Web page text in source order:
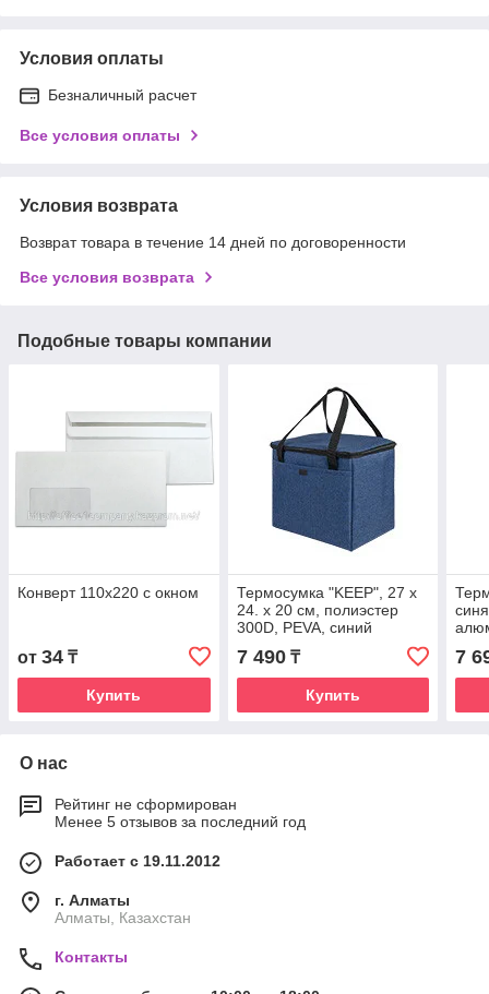
Условия оплаты
Безналичный расчет
Все условия оплаты
Условия возврата
Возврат товара в течение 14 дней по договоренности
Все условия возврата
Подобные товары компании
Конверт 110х220 с окном
от 34 ₸
Купить
Термосумка "KEEP", 27 x
24. x 20 см, полиэстер
300D, PEVA, синий
меланж
7 490₸
Купить
7
О нас
Рейтинг не сформирован
Менее 5 отзывов за последний год
Работает с 19.11.2012
г. Алматы
Алматы, Казахстан
Контакты